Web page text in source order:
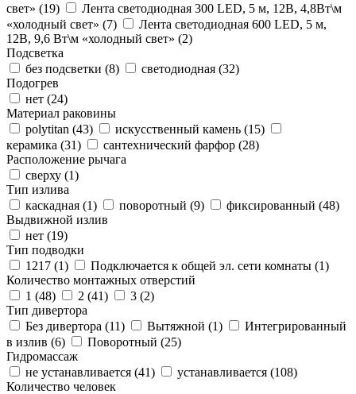
свет» (19)
Лента светодиодная 300 LED, 5 м, 12В, 4,8Вт\м
«холодный свет» (7)
Лента светодиодная 600 LED, 5 м,
12В, 9,6 Вт\м «холодный свет» (2)
Подсветка
без подсветки (8) светодиодная (32)
Подогрев
нет (24)
Материал раковины
polytitan (43) искусственный камень (15)
керамика (31) сантехнический фарфор (28)
Расположение рычага
сверху (1)
Тип излива
каскадная (1) поворотный (9) фиксированный (48)
Выдвижной излив
нет (19)
Тип подводки
1217 (1) Подключается к общей эл. сети комнаты (1)
Количество монтажных отверстий
1 (48) 2 (41) 3 (2)
Тип дивертора
Без дивертора (11) Вытяжной (1)
Интегрированный
в излив (6) Поворотный (25)
Гидромассаж
не устанавливается (41) устанавливается (108)
Количество человек